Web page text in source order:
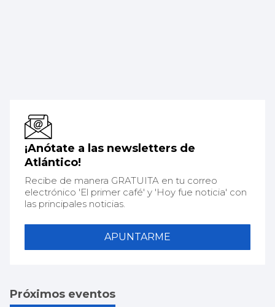
¡Anótate a las newsletters de
Atlántico!
Recibe de manera GRATUITA en tu correo
electrónico 'El primer café' y 'Hoy fue noticia' con
las principales noticias.
APUNTARME
Próximos eventos